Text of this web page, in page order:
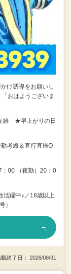
け誘導をお願いし
おはようございま
給 ★早上がりの日
考慮＆直行直帰O
：00 （夜勤）20：0
活躍中♪／18歳以上
）
終了日： 2026/08/31